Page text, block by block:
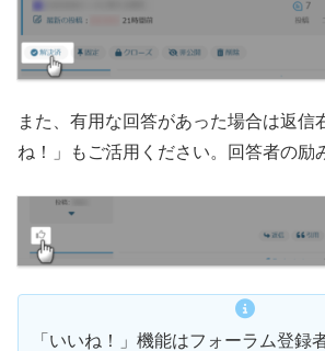
また、有用な回答があった場合は返信
ね！」もご活用ください。回答者の励
「いいね！」機能はフォーラム登録